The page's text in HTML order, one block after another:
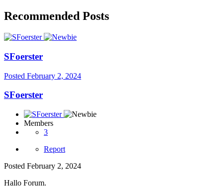
Recommended Posts
SFoerster
Posted February 2, 2024
SFoerster
Members
3
Report
Posted February 2, 2024
Hallo Forum.